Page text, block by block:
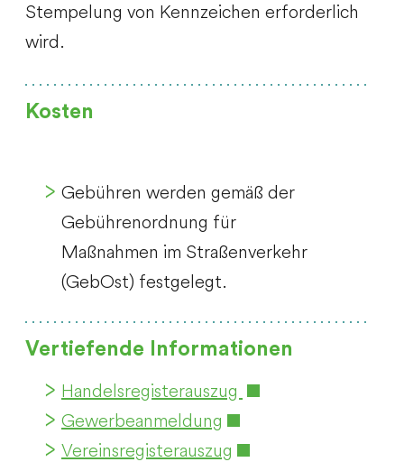
Stempelung von Kennzeichen erforderlich
wird.
Kosten
Gebühren werden gemäß der
Gebührenordnung für
Maßnahmen im Straßenverkehr
(GebOst) festgelegt.
Vertiefende Informationen
Handelsregisterauszug
Gewerbeanmeldung
Vereinsregisterauszug